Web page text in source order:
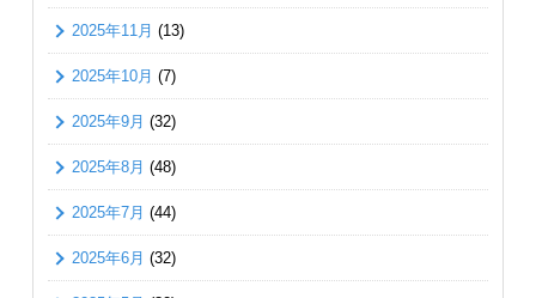
2025年11月 (13)
2025年10月 (7)
2025年9月 (32)
2025年8月 (48)
2025年7月 (44)
2025年6月 (32)